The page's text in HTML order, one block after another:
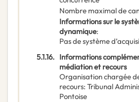
Nombre maximal de
Informations sur le
dynamique:
Pas de système
5.1.16. Informations
médiation et recours
Organisation chargée
recours: Tribunal
Pontoise